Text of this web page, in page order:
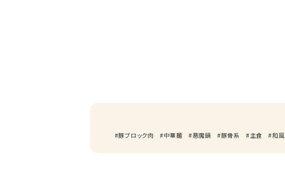
豚ブロック肉 中華麺 悪魔鍋 豚骨系 主食 和風